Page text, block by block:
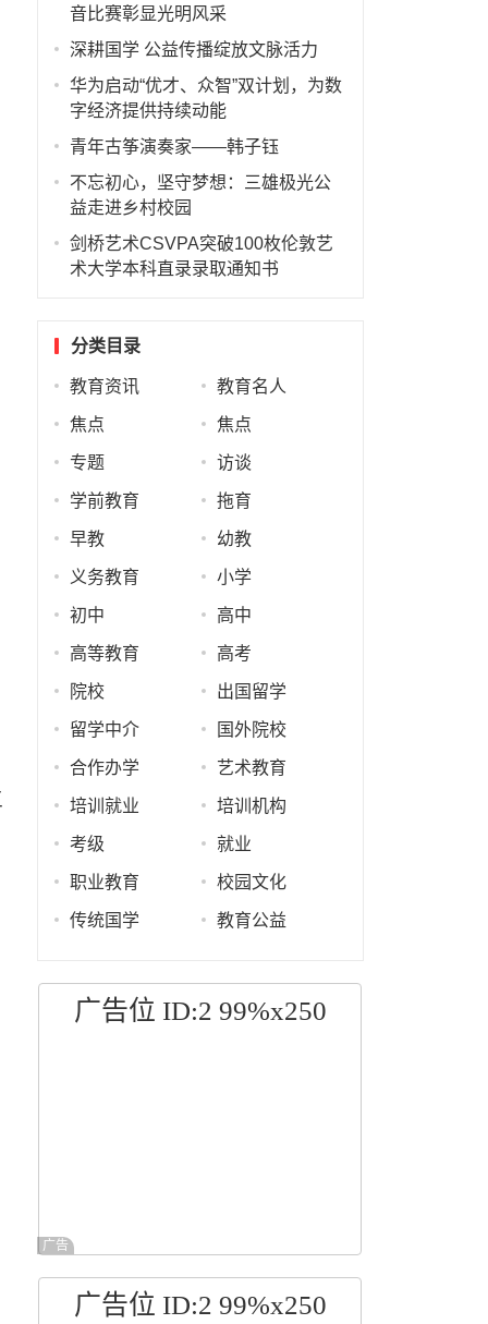
音比赛彰显光明风采
深耕国学 公益传播绽放文脉活力
华为启动“优才、众智”双计划，为数
字经济提供持续动能
青年古筝演奏家——韩子钰
不忘初心，坚守梦想：三雄极光公
益走进乡村校园
剑桥艺术CSVPA突破100枚伦敦艺
术大学本科直录录取通知书
分类目录
教育资讯 教育名人
焦点 焦点
专题 访谈
学前教育 拖育
早教 幼教
义务教育 小学
初中 高中
高等教育 高考
院校 出国留学
留学中介 国外院校
合作办学 艺术教育
培训就业 培训机构
考级 就业
职业教育 校园文化
传统国学 教育公益
广告位 ID:2 99%x250
广告
广告位 ID:2 99%x250